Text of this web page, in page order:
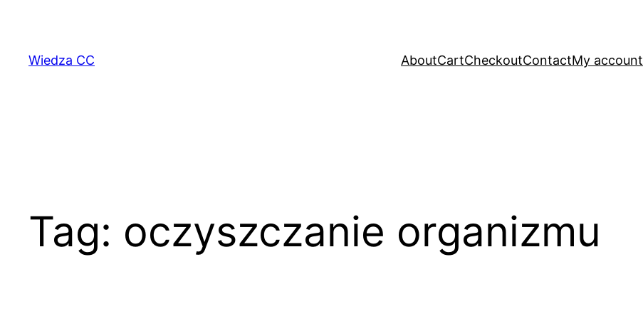
treściWiedza CC AboutCartCheckoutContactMy account
Tag: oczyszczanie organizmu